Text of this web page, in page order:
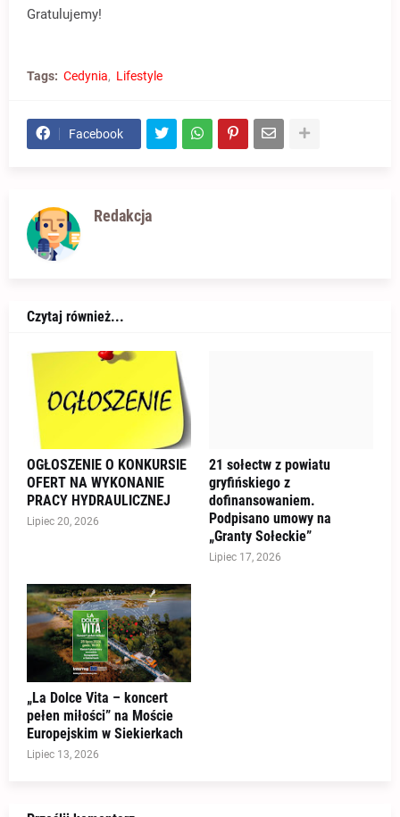
Gratulujemy!
Tags: Cedynia Lifestyle
Facebook
Redakcja
Czytaj również...
OGŁOSZENIE O KONKURSIE
OFERT NA WYKONANIE
PRACY HYDRAULICZNEJ
Lipiec 20, 2026
21 sołectw z powiatu
gryfińskiego z
dofinansowaniem.
Podpisano umowy na
„Granty Sołeckie”
Lipiec 17, 2026
„La Dolce Vita – koncert
pełen miłości” na Moście
Europejskim w Siekierkach
Lipiec 13, 2026